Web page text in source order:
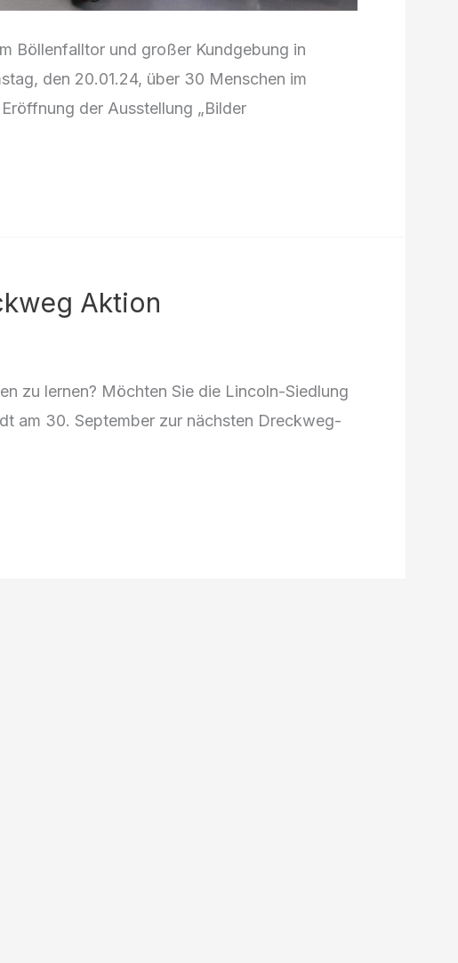
Böllenfalltor und großer Kundgebung in
den 20.01.24, über 30 Menschen im
der Ausstellung „Bilder
Aktion
zu lernen? Möchten Sie die Lincoln-Siedlung
am 30. September zur nächsten Dreckweg-